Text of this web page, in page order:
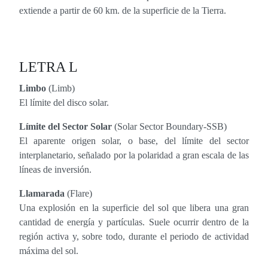
extiende a partir de 60 km. de la superficie de la Tierra.
LETRA L
Limbo (Limb)
El límite del disco solar.
Límite del Sector Solar (Solar Sector Boundary-SSB)
El aparente origen solar, o base, del límite del sector
interplanetario, señalado por la polaridad a gran escala de las
líneas de inversión.
Llamarada (Flare)
Una explosión en la superficie del sol que libera una gran
cantidad de energía y partículas. Suele ocurrir dentro de la
región activa y, sobre todo, durante el periodo de actividad
máxima del sol.